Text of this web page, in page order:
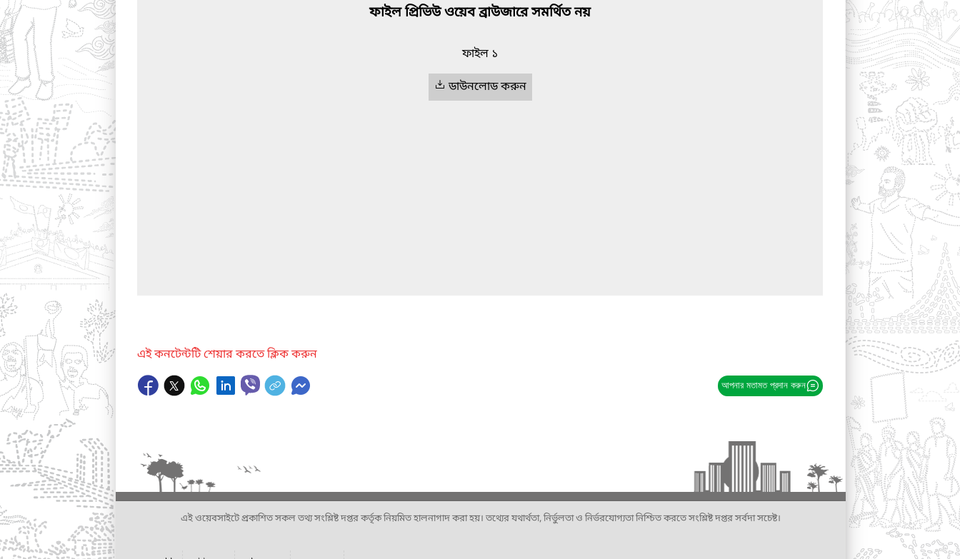
ফাইল প্রিভিউ ওয়েব ব্রাউজারে সমর্থিত নয়
ফাইল ১
ডাউনলোড করুন
এই কনটেন্টটি শেয়ার করতে ক্লিক করুন
আপনার মতামত প্রদান করুন
এই ওয়েবসাইটে প্রকাশিত সকল তথ্য সংশ্লিষ্ট দপ্তর কর্তৃক নিয়মিত হালনাগাদ করা হয়। তথ্যের যথার্থতা, নির্ভুলতা ও নির্ভরযোগ্যতা নিশ্চিত করতে সংশ্লিষ্ট দপ্তর সর্বদা সচেষ্ট।